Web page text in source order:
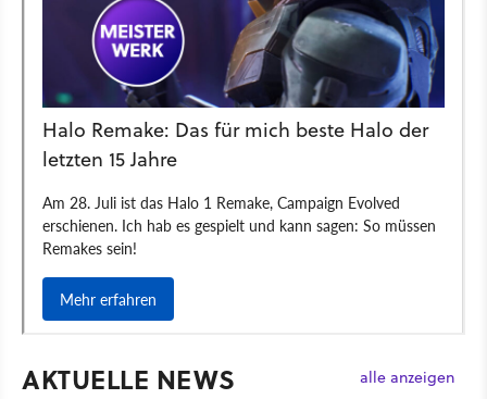
AKTUELLE NEWS alle anzeigen